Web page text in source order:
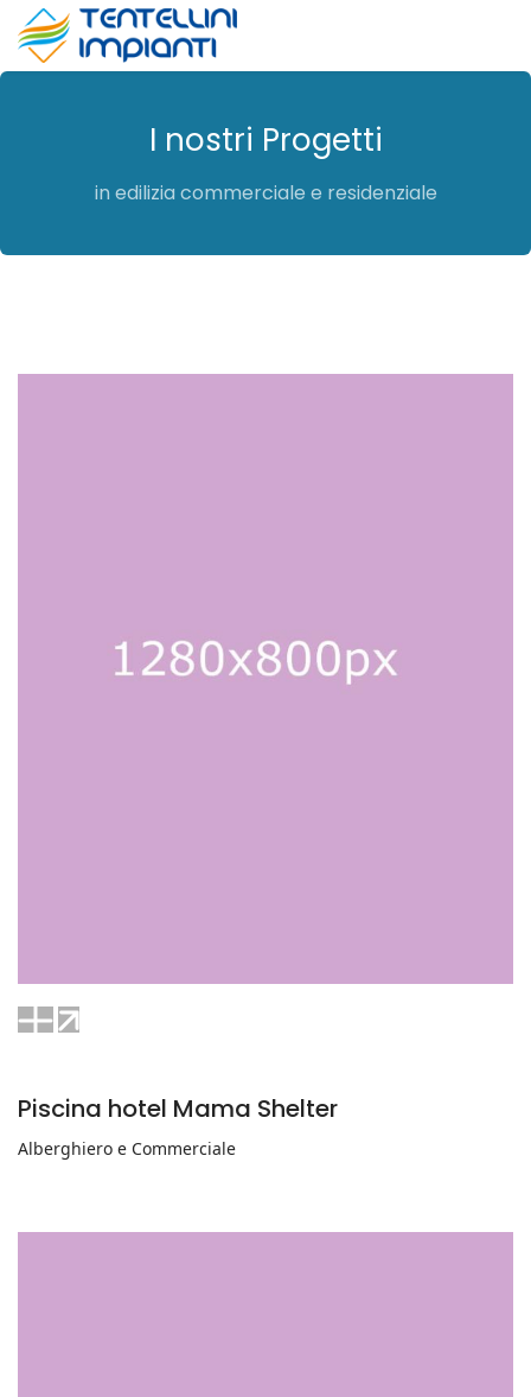
I nostri Progetti
in edilizia commerciale e residenziale
Piscina hotel Mama Shelter
Alberghiero e Commerciale